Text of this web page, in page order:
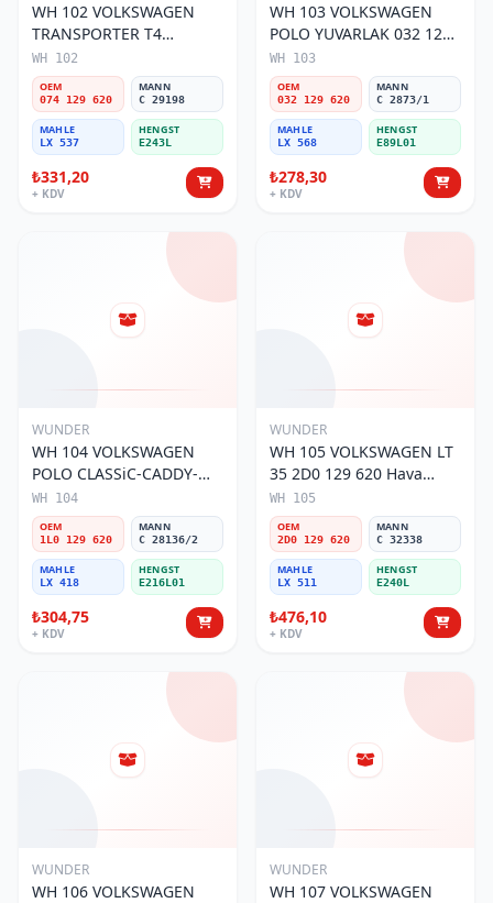
WH 102 VOLKSWAGEN
TRANSPORTER T4
(SÜNGERSiZ) 074 129 620
Hava Filtresi
WH 102
OEM
074 129 620
MANN
C 29198
MAHLE
LX 537
HENGST
E243L
₺331,20
+ KDV
WH 103 VOLKSWAGEN
POLO YUVARLAK 032 129
620 Hava Filtresi
WH 103
OEM
032 129 620
MANN
C 2873/1
MAHLE
LX 568
HENGST
E89L01
₺278,30
+ KDV
WUNDER
WH 104 VOLKSWAGEN
POLO CLASSiC-CADDY-
SEAT iBiZA 1L0 129 620
Hava Filtresi
WH 104
OEM
1L0 129 620
MANN
C 28136/2
MAHLE
LX 418
HENGST
E216L01
₺304,75
+ KDV
WUNDER
WH 105 VOLKSWAGEN LT
35 2D0 129 620 Hava
Filtresi
WH 105
OEM
2D0 129 620
MANN
C 32338
MAHLE
LX 511
HENGST
E240L
₺476,10
+ KDV
WUNDER
WH 106 VOLKSWAGEN
WUNDER
WH 107 VOLKSWAGEN